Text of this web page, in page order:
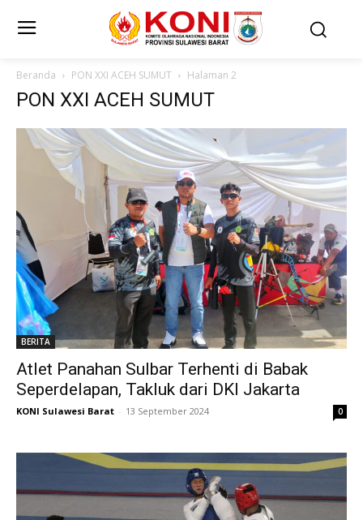
Beranda PON XXI ACEH SUMUT Halaman 2
PON XXI ACEH SUMUT
BERITA
Atlet Panahan Sulbar Terhenti di Babak
Seperdelapan, Takluk dari DKI Jakarta
KONI Sulawesi Barat - 13 September 2024 0